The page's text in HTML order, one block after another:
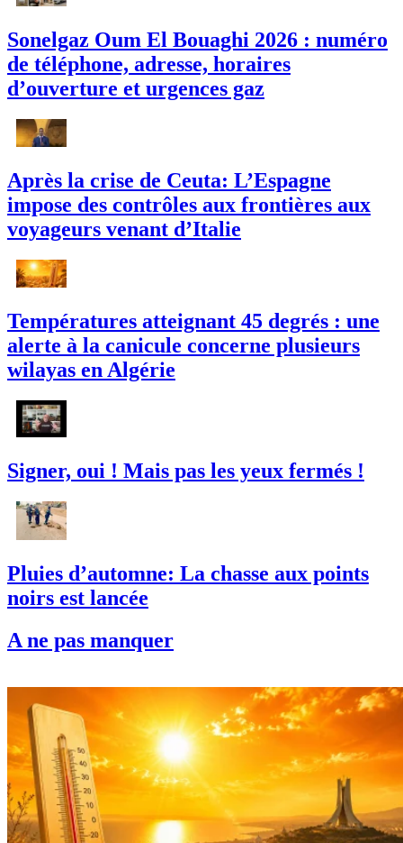
Sonelgaz Oum El Bouaghi 2026 : numéro
de téléphone, adresse, horaires
d’ouverture et urgences gaz
Après la crise de Ceuta: L’Espagne
impose des contrôles aux frontières aux
voyageurs venant d’Italie
Températures atteignant 45 degrés : une
alerte à la canicule concerne plusieurs
wilayas en Algérie
Signer, oui ! Mais pas les yeux fermés !
Pluies d’automne: La chasse aux points
noirs est lancée
A ne pas manquer